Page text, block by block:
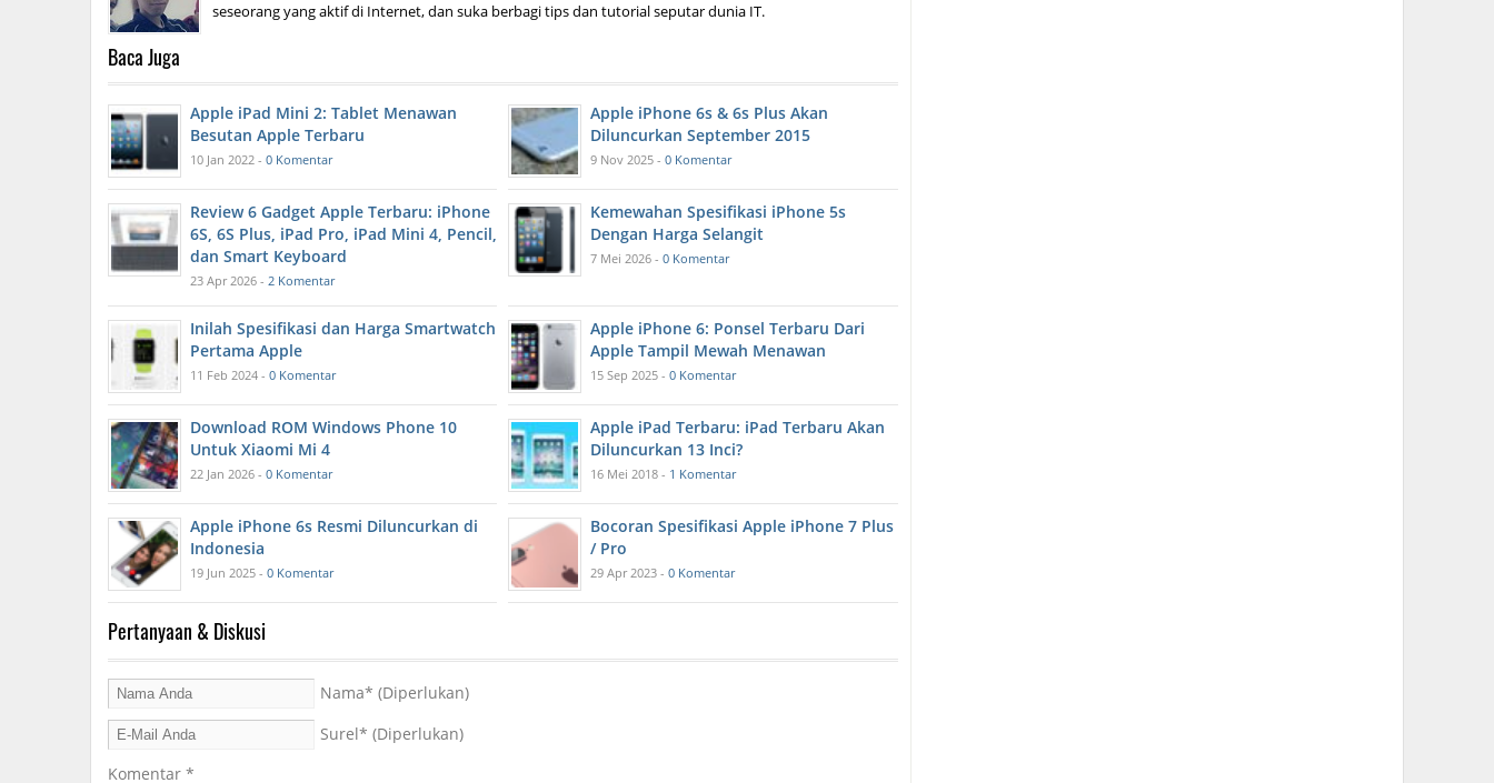
seseorang yang aktif di Internet, dan suka berbagi tips dan tutorial seputar dunia IT.
Baca Juga
Apple iPad Mini 2: Tablet Menawan
Besutan Apple Terbaru
10 Jan 2022 - 0 Komentar
Apple iPhone 6s & 6s Plus Akan
Diluncurkan September 2015
9 Nov 2025 -0 Komentar
Review 6 Gadget Apple Terbaru: iPhone
6S, 6S Plus, iPad Pro, iPad Mini 4, Pencil,
dan Smart Keyboard
23 Apr 2026 - 2 Komentar
Kemewahan Spesifikasi iPhone 5s
Dengan Harga Selangit
7 Mei 2026 -0 Komentar
Inilah Spesifikasi dan Harga Smartwatch
Pertama Apple
11 Feb 2024 - 0 Komentar
Apple iPhone 6: Ponsel Terbaru Dari
Apple Tampil Mewah Menawan
15 Sep 2025 -0 Komentar
Download ROM Windows Phone 10
Untuk Xiaomi Mi 4
22 Jan 2026 - 0 Komentar
Apple iPad Terbaru: iPad Terbaru Akan
Diluncurkan 13 Inci?
16 Mei 2018 - 1 Komentar
Apple iPhone 6s Resmi Diluncurkan di
Indonesia
19 Jun 2025 - 0 Komentar
Bocoran Spesifikasi Apple iPhone 7 Plus
/ Pro
29 Apr 2023 -0 Komentar
Pertanyaan & Diskusi
Nama* (Diperlukan)
Surel* (Diperlukan)
Komentar *